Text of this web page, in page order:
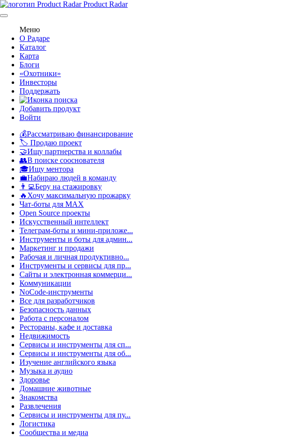
Product Radar
Меню
О Радаре
Каталог
Карта
Блоги
«Охотники»
Инвесторы
Поддержать
Добавить продукт
Войти
💰Рассматриваю финансирование
🏷️ Продаю проект
🤝Ищу партнерства и коллабы
👥В поиске сооснователя
🎓Ищу ментора
💼Набираю людей в команду
👨‍💻Беру на стажировку
🔥Хочу максимальную прожарку
Чат-боты для MAX
Open Source проекты
Искусственный интеллект
Телеграм-боты и мини-приложе...
Инструменты и боты для админ...
Маркетинг и продажи
Рабочая и личная продуктивно...
Инструменты и сервисы для пр...
Сайты и электронная коммерци...
Коммуникации
NoCode-инструменты
Все для разработчиков
Безопасность данных
Работа с персоналом
Рестораны, кафе и доставка
Недвижимость
Сервисы и инструменты для сп...
Сервисы и инструменты для об...
Изучение английского языка
Музыка и аудио
Здоровье
Домашние животные
Знакомства
Развлечения
Сервисы и инструменты для пу...
Логистика
Сообщества и медиа